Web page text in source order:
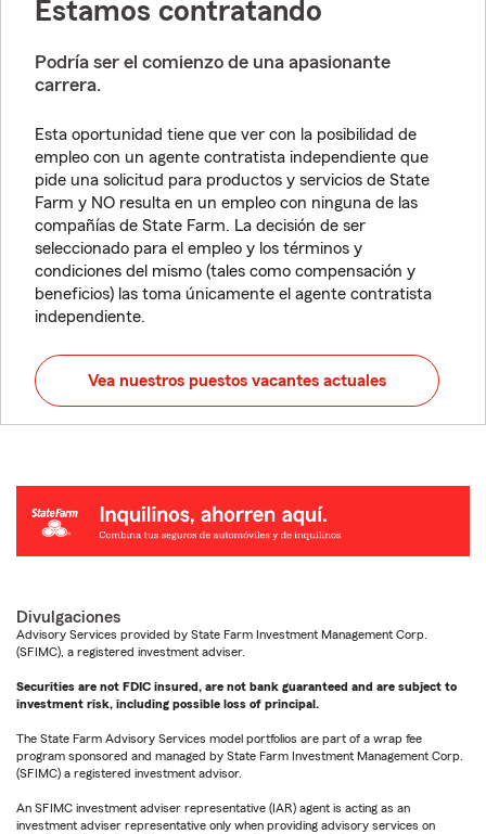
Estamos contratando
Podría ser el comienzo de una apasionante
carrera.
Esta oportunidad tiene que ver con la posibilidad de
empleo con un agente contratista independiente que
pide una solicitud para productos y servicios de State
Farm y NO resulta en un empleo con ninguna de las
compañías de State Farm. La decisión de ser
seleccionado para el empleo y los términos y
condiciones del mismo (tales como compensación y
beneficios) las toma únicamente el agente contratista
independiente.
Vea nuestros puestos vacantes actuales
Divulgaciones
Advisory Services provided by State Farm Investment Management Corp.
(SFIMC), a registered investment adviser.
Securities are not FDIC insured, are not bank guaranteed and are subject to
investment risk, including possible loss of principal.
The State Farm Advisory Services model portfolios are part of a wrap fee
program sponsored and managed by State Farm Investment Management Corp.
(SFIMC) a registered investment advisor.
An SFIMC investment adviser representative (IAR) agent is acting as an
investment adviser representative only when providing advisory services on